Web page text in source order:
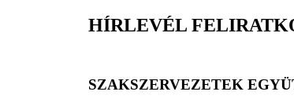
HÍRLEVÉL
SZAKSZERVEZETEK